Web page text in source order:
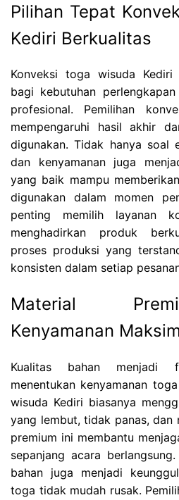
Pilihan Tepat
Kediri Berkualitas
Konveksi toga wisuda
bagi kebutuhan
profesional. Pemilihan
mempengaruhi hasil akhir
digunakan. Tidak hanya soal
dan kenyamanan juga
yang baik mampu
digunakan dalam momen
penting memilih layanan
menghadirkan produk
proses produksi yang
konsisten dalam setiap
Material
Kenyamanan
Kualitas bahan menjadi
menentukan kenyamanan
wisuda Kediri biasanya
yang lembut, tidak panas, dan
premium ini membantu
sepanjang acara
bahan juga menjadi
toga tidak mudah rusak.